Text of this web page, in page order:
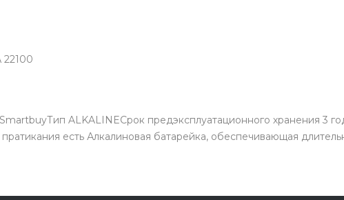
22100
ALKALINEСрок предэксплуатационного хранения 3
пратикания есть Алкалиновая батарейка, обеспечивающая